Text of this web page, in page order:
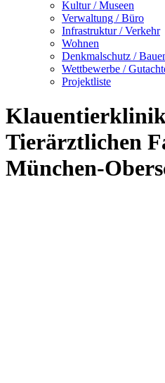
Kultur / Museen
Verwaltung / Büro
Infrastruktur / Verkehr
Wohnen
Denkmalschutz /
Wettbewerbe /
Projektliste
Tierärztlichen
München-